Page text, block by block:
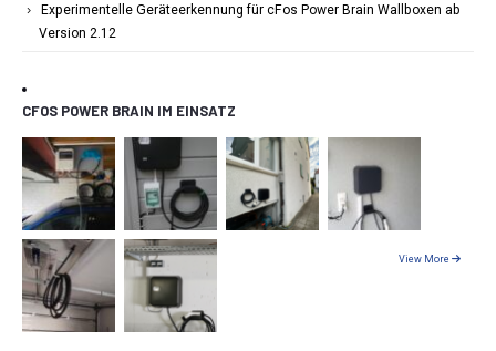
Experimentelle Geräteerkennung für cFos Power Brain Wallboxen ab
Version 2.12
CFOS POWER BRAIN IM EINSATZ
View More